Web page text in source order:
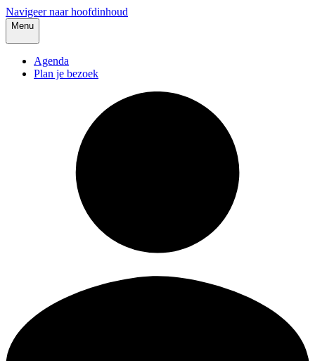
Navigeer naar hoofdinhoud
Menu
Agenda
Plan je bezoek